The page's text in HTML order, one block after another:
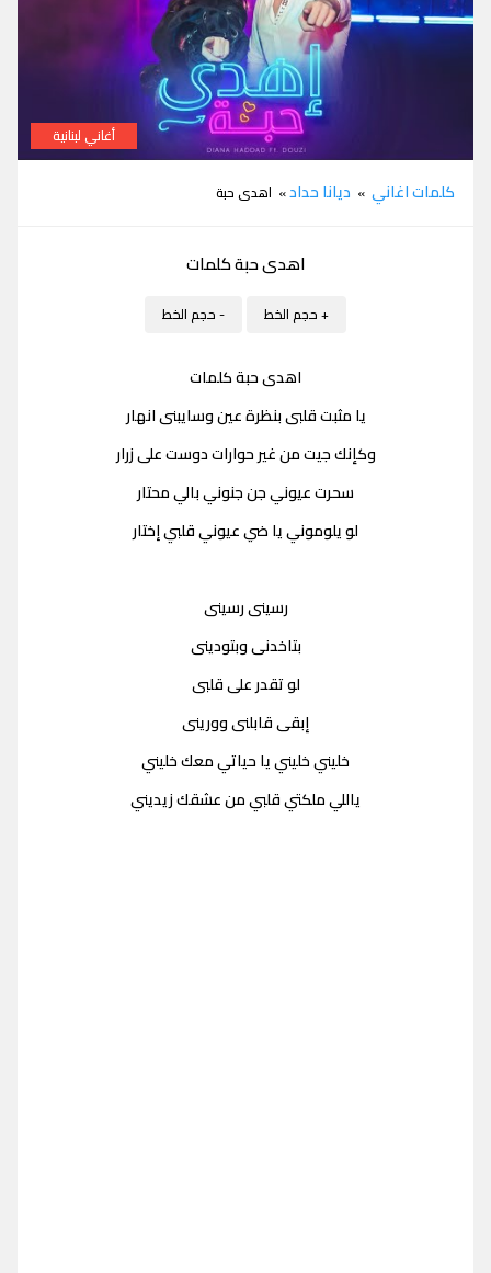
أغاني لبنانية
كلمات اغاني » ديانا حداد» اهدى حبة
اهدى حبة كلمات
+ حجم الخط - حجم الخط
اهدى حبة كلمات
يا مثبت قلبى بنظرة عين وسايبنى انهار
وكإنك جيت من غير حوارات دوست على زرار
سحرت عيوني جن جنوني بالي محتار
لو يلوموني يا ضي عيوني قلبي إختار
رسينى رسينى
بتاخدنى وبتودينى
لو تقدر على قلبى
إبقى قابلنى وورينى
خليني خليني يا حياتي معك خليني
ياللي ملكتي قلبي من عشقك زيديني